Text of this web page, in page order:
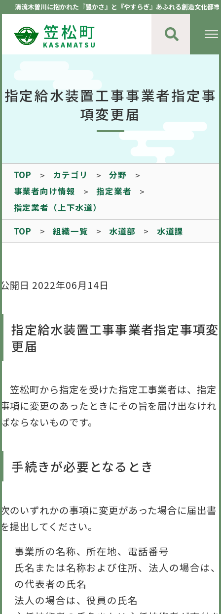
清流木曽川に抱かれた『豊かさ』と『やすらぎ』あふれる創造文化都市
笠松町
KASAMATSU
指定給水装置工事事業者指定事
項変更届
TOP カテゴリ
分野
事業者向け情報
指定業者
指定業者（上下水道）
TOP
組織一覧 水道部 水道課
公開日 2022年06月14日
指定給水装置工事事業者指定事項変
更届
笠松町から指定を受けた指定工事業者は、指定
事項に変更のあったときにその旨を届け出なけれ
ばならないものです。
手続きが必要となるとき
次のいずれかの事項に変更があった場合に届出書
を提出してください。
事業所の名称、所在地、電話番号
氏名または名称および住所、法人の場合は
の代表者の氏名
法人の場合は、役員の氏名